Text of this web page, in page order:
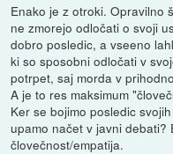
Enako je z otroki. Opravilno
ne zmorejo odločati o svoji
dobro posledic, a vseeno
ki so sposobni odločati v
potrpet, saj morda v
A je to res maksimum
Ker se bojimo posledic
upamo načet v javni debati?
človečnost/empatija.